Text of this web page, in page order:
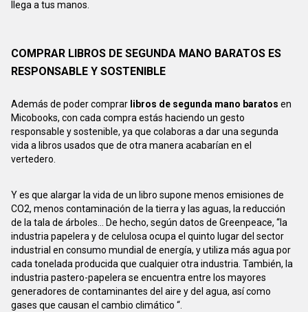
llega a tus manos.
COMPRAR LIBROS DE SEGUNDA MANO BARATOS ES
RESPONSABLE Y SOSTENIBLE
Además de poder comprar libros de segunda mano baratos en
Micobooks, con cada compra estás haciendo un gesto
responsable y sostenible, ya que colaboras a dar una segunda
vida a libros usados que de otra manera acabarían en el
vertedero.
Y es que alargar la vida de un libro supone menos emisiones de
CO2, menos contaminación de la tierra y las aguas, la reducción
de la tala de árboles... De hecho, según datos de Greenpeace, “la
industria papelera y de celulosa ocupa el quinto lugar del sector
industrial en consumo mundial de energía, y utiliza más agua por
cada tonelada producida que cualquier otra industria. También, la
industria pastero-papelera se encuentra entre los mayores
generadores de contaminantes del aire y del agua, así como
gases que causan el cambio climático “.